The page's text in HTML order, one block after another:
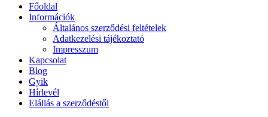
Főoldal
Információk
Általános szerződési feltételek
Adatkezelési tájékoztató
Impresszum
Kapcsolat
Blog
Gyik
Hírlevél
Elállás a szerződéstől